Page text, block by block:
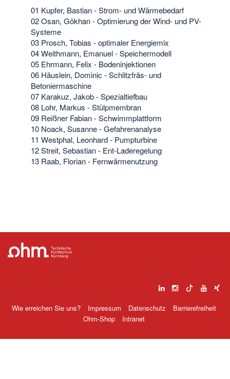
01 Kupfer, Bastian - Strom- und Wärmebedarf
02 Osan, Gökhan - Optimierung der Wind- und PV-
Systeme
03 Prosch, Tobias - optimaler Energiemix
04 Weithmann, Emanuel - Speichermodell
05 Ehrmann, Felix - Bodeninjektionen
06 Häuslein, Dominic - Schlitzfräs- und
Betoniermaschine
07 Karakuz, Jakob - Spezialtiefbau
08 Lohr, Markus - Stülpmembran
09 Reißner Fabian - Schwimmplattform
10 Noack, Susanne - Gefahrenanalyse
11 Westphal, Leonhard - Pumpturbine
12 Streit, Sebastian - Ent-Laderegelung
13 Raab, Florian - Fernwärmenutzung
Wie erreichen Sie uns? Impressum Datenschutz
Barrierefreiheit
Ohm-Shop
Intranet